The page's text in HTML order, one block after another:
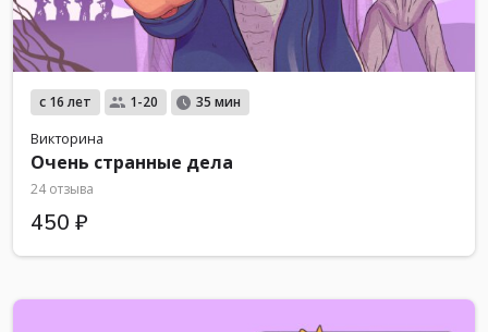
с 16 лет 1-20 35 мин
Викторина
Очень странные дела
24 отзыва
450 ₽